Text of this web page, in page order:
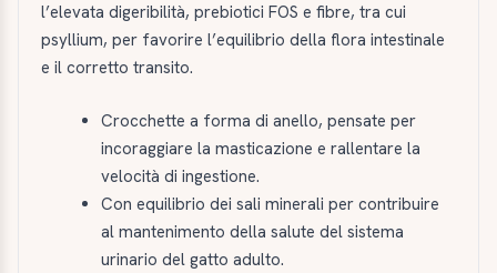
l’elevata digeribilità, prebiotici FOS e fibre, tra cui
psyllium, per favorire l’equilibrio della flora intestinale
e il corretto transito.
Crocchette a forma di anello, pensate per
incoraggiare la masticazione e rallentare la
velocità di ingestione.
Con equilibrio dei sali minerali per contribuire
al mantenimento della salute del sistema
urinario del gatto adulto.